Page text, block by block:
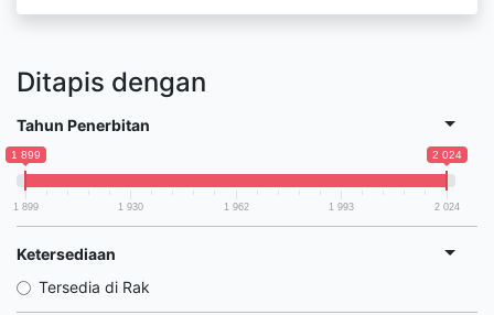
Ditapis dengan
Tahun Penerbitan
1 899 2 024
1 899 1 930 1 962 1 993 2 024
Ketersediaan
Tersedia di Rak